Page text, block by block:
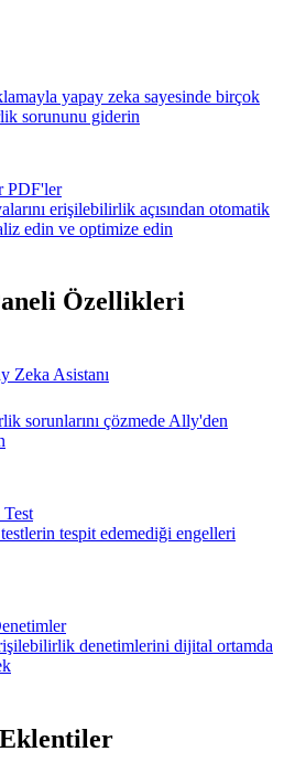
yapay zeka sayesinde birçok
sorununu giderin
PDF'ler
erişilebilirlik açısından otomatik
edin ve optimize edin
Özellikleri
Zeka Asistanı
sorunlarını çözmede Ally'den
tespit edemediği engelleri
denetimlerini dijital ortamda
Eklentiler